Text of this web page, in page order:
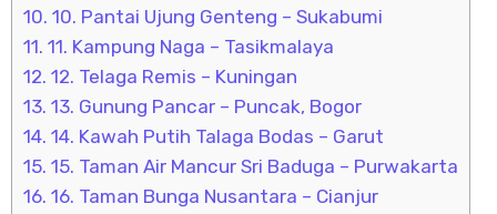
10. 10. Pantai Ujung Genteng – Sukabumi
11. 11. Kampung Naga – Tasikmalaya
12. 12. Telaga Remis – Kuningan
13. 13. Gunung Pancar – Puncak, Bogor
14. 14. Kawah Putih Talaga Bodas – Garut
15. 15. Taman Air Mancur Sri Baduga – Purwakarta
16. 16. Taman Bunga Nusantara – Cianjur